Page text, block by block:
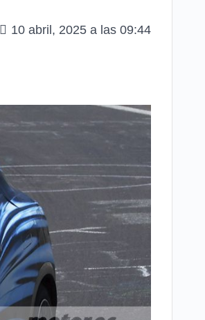
10 abril, 2025 a las 09:44